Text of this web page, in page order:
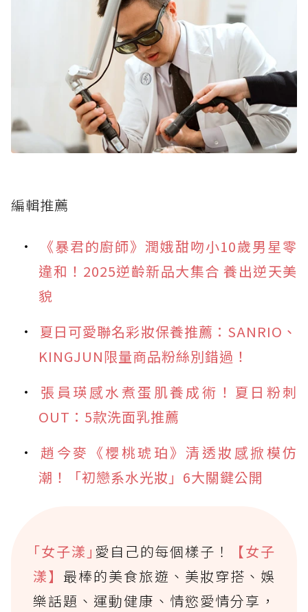
編輯推薦
《暴君的廚師》潤娥甜吻小10歲男星零
違和！2025逆齡新品大集合 養出逆天美
貌
夏日可愛聯名彩妝保養推薦：SANRIO、
KINGJUN限量商品粉絲別錯過！
張員瑛感水煮蛋肌養成術！夏日粉刺
OUT：5款洗面乳推薦
趙今麥《櫻桃琥珀》清透妝感掀模仿
潮！「初戀系水光妝」6大關鍵公開
｢女子漾｣ 愛自己的每個樣子！
【女子
漾】最棒的美食旅遊、美妝穿搭、娛
樂話題、運動健康、情慾愛情分享，